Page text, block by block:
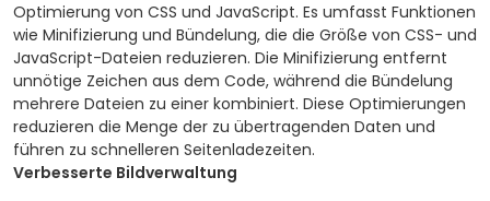
Optimierung von CSS und JavaScript. Es umfasst Funktionen
wie Minifizierung und Bündelung, die die Größe von CSS- und
JavaScript-Dateien reduzieren. Die Minifizierung entfernt
unnötige Zeichen aus dem Code, während die Bündelung
mehrere Dateien zu einer kombiniert. Diese Optimierungen
reduzieren die Menge der zu übertragenden Daten und
führen zu schnelleren Seitenladezeiten.
Verbesserte Bildverwaltung